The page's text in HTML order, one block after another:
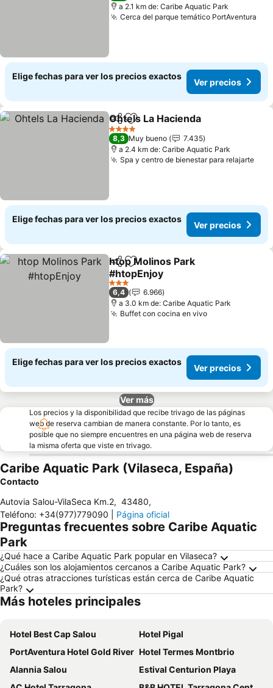
a 2.1 km de: Caribe Aquatic Park
Cerca del parque temático PortAventura
Elige fechas para ver los precios exactos
Ver precios
CompartirAgregar a favoritos
Ohtels La Hacienda
4 Estrellas
8,3 Muy bueno
7.435
a 2.4 km de: Caribe Aquatic Park
Spa y centro de bienestar para relajarte
Elige fechas para ver los precios exactos
Ver precios
CompartirAgregar a favoritos
htop Molinos Park
#htopEnjoy
3 Estrellas
6,4
6.966
a 3.0 km de: Caribe Aquatic Park
Buffet con cocina en vivo
Elige fechas para ver los precios exactos
Ver precios
Ver más
Los precios y la disponibilidad que recibe trivago de las páginas
web de reserva cambian de manera constante. Por lo tanto, es
posible que no siempre encuentres en una página web de reserva
la misma oferta que viste en trivago.
Caribe Aquatic Park (Vilaseca, España)
Contacto
Autovia Salou-VilaSeca Km.2, 43480,
Teléfono: +34(977)779090 Página oficial
Preguntas frecuentes sobre Caribe Aquatic
Park
¿Qué hace a Caribe Aquatic Park popular en Vilaseca?
¿Cuáles son los alojamientos cercanos a Caribe Aquatic Park?
¿Qué otras atracciones turísticas están cerca de Caribe Aquatic
Park?
Más hoteles principales
Hotel Best Cap Salou
Hotel Pigal
PortAventura Hotel Gold River Hotel Termes Montbrio
Alannia Salou
Estival Centurion Playa